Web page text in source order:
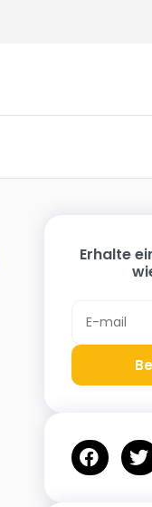
Erhalte